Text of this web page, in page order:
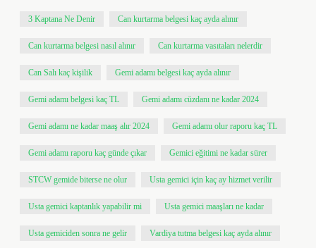
3 Kaptana Ne Denir Can kurtarma belgesi kaç ayda alınır
Can kurtarma belgesi nasıl alınır Can kurtarma vasıtaları nelerdir
Can Salı kaç kişilik Gemi adamı belgesi kaç ayda alınır
Gemi adamı belgesi kaç TL Gemi adamı cüzdanı ne kadar 2024
Gemi adamı ne kadar maaş alır 2024 Gemi adamı olur raporu kaç TL
Gemi adamı raporu kaç günde çıkar Gemici eğitimi ne kadar sürer
STCW gemide biterse ne olur Usta gemici için kaç ay hizmet verilir
Usta gemici kaptanlık yapabilir mi Usta gemici maaşları ne kadar
Usta gemiciden sonra ne gelir Vardiya tutma belgesi kaç ayda alınır